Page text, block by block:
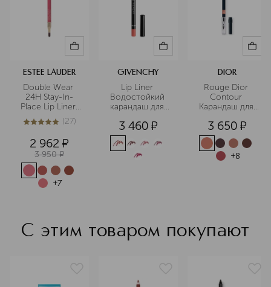
продолжает нести миссию Эсте
продукты по уходу за кожей,
инновационные средства макияжа,
изысканные ароматы, чтобы вы
могли чувствовать себя красивой
всегда! Estée Lauder в каталоге ИЛЬ
ДЕ БОТЭ
Подробнее
ESTEE LAUDER
Double Wear
24H Stay-In-
Place Lip Liner
Устойчивый
карандаш для
5из 527 (27)
2 962 ¤
3 950 ¤
+7
GIVENCHY
Lip Liner
Водостойкий
карандаш для
точилкой
3 460 ¤
DIOR
Rouge Dior
Contour
Карандаш для
3 650 ¤
+8
С этим товаром покупают